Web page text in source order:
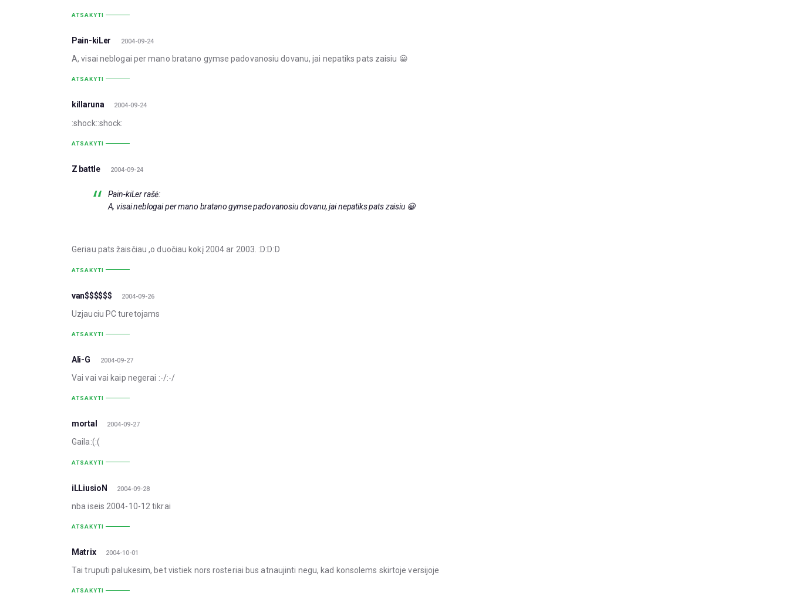
ATSAKYTI
Pain-kiLer 2004-09-24
A, visai neblogai per mano bratano gymse padovanosiu dovanu, jai nepatiks pats zaisiu 😀
ATSAKYTI
killaruna 2004-09-24
:shock::shock:
ATSAKYTI
Z battle 2004-09-24
Pain-kiLer rašė:
A, visai neblogai per mano bratano gymse padovanosiu dovanu, jai nepatiks pats zaisiu 😀
Geriau pats žaisčiau ,o duočiau kokį 2004 ar 2003. :D:D:D
ATSAKYTI
van$$$$$$ 2004-09-26
Uzjauciu PC turetojams
ATSAKYTI
Ali-G 2004-09-27
Vai vai vai kaip negerai :-/:-/
ATSAKYTI
mortal 2004-09-27
Gaila:(:(
ATSAKYTI
iLLiusioN 2004-09-28
nba iseis 2004-10-12 tikrai
ATSAKYTI
Matrix 2004-10-01
Tai truputi palukesim, bet vistiek nors rosteriai bus atnaujinti negu, kad konsolems skirtoje versijoje
ATSAKYTI